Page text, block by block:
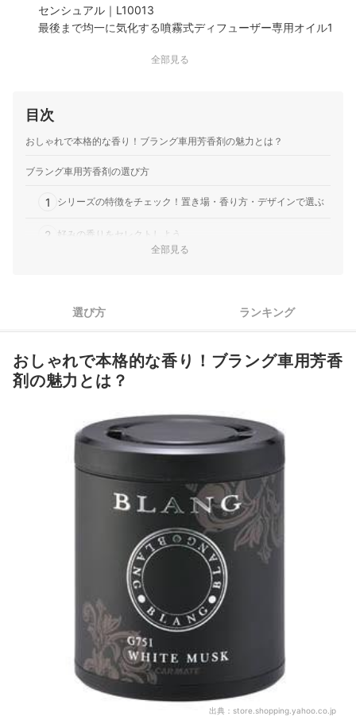
センシュアル｜L10013
最後まで均一に気化する噴霧式ディフューザー専用オイル1
トムスクにローズやジャスミンを重ねた3層の構成
エアコンの送風を妨げない、H14×W90mmのアルミ製極細ス
料配合の含浸タイプ本体を継続利用し、中身のみを交換する
カートリッジ方式
全部見る
目次
おしゃれで本格的な香り！ブラング車用芳香剤の魅力とは？
ブラング車用芳香剤の選び方
1 シリーズの特徴をチェック！置き場・香り方・デザインで選ぶ
2 好みの香りをセレクトしよう
全部見る
選び方 ランキング
おしゃれで本格的な香り！ブラング車用芳香
剤の魅力とは？
出典： store.shopping.yahoo.co.jp